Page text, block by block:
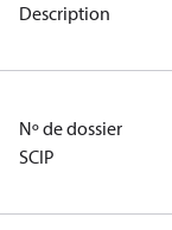
Description
Nº de dossier
SCIP